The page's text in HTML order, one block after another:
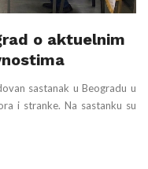
o aktuelnim
sastanak u Beogradu u
i stranke. Na sastanku su